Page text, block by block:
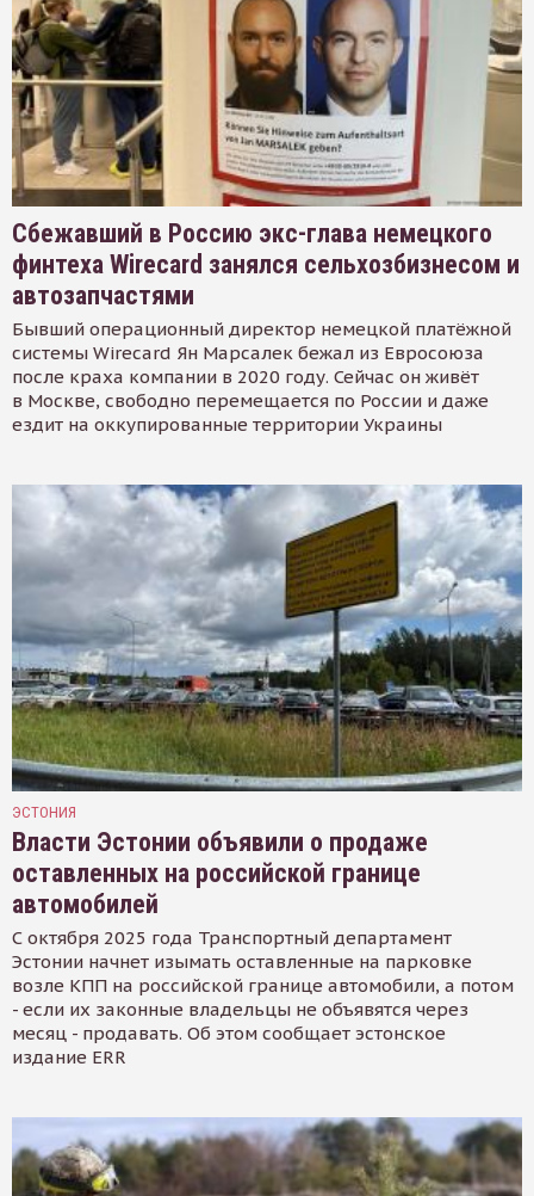
Сбежавший в Россию экс-глава немецкого
финтеха Wirecard занялся сельхозбизнесом и
автозапчастями
Бывший операционный директор немецкой платёжной
системы Wirecard Ян Марсалек бежал из Евросоюза
после краха компании в 2020 году. Сейчас он живёт
в Москве, свободно перемещается по России и даже
ездит на оккупированные территории Украины
ЭСТОНИЯ
Власти Эстонии объявили о продаже
оставленных на российской границе
автомобилей
С октября 2025 года Транспортный департамент
Эстонии начнет изымать оставленные на парковке
возле КПП на российской границе автомобили, а потом
- если их законные владельцы не объявятся через
месяц - продавать. Об этом сообщает эстонское
издание ERR